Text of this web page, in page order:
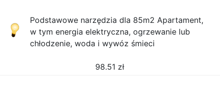
Podstawowe narzędzia dla 85m2 Apartament,
w tym energia elektryczna, ogrzewanie lub
chłodzenie, woda i wywóz śmieci
98.51 zł